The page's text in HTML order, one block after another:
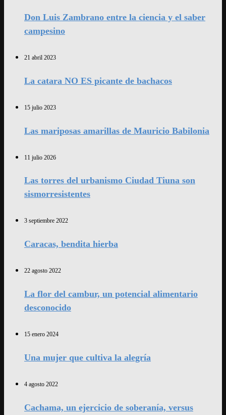
Don Luis Zambrano entre la ciencia y el saber
campesino
21 abril 2023
La catara NO ES picante de bachacos
15 julio 2023
Las mariposas amarillas de Mauricio Babilonia
11 julio 2026
Las torres del urbanismo Ciudad Tiuna son
sismorresistentes
3 septiembre 2022
Caracas, bendita hierba
22 agosto 2022
La flor del cambur, un potencial alimentario
desconocido
15 enero 2024
Una mujer que cultiva la alegría
4 agosto 2022
Cachama, un ejercicio de soberanía, versus